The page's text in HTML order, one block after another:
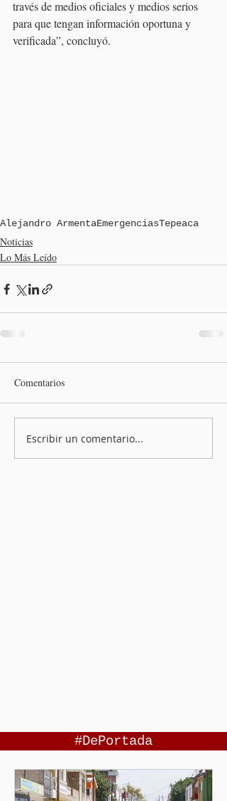
través de medios oficiales y medios serios
para que tengan información oportuna y
verificada”, concluyó.
Alejandro ArmentaEmergenciasTepeaca
Noticias
Lo Más Leído
Comentarios
Escribir un comentario...
#DePortada